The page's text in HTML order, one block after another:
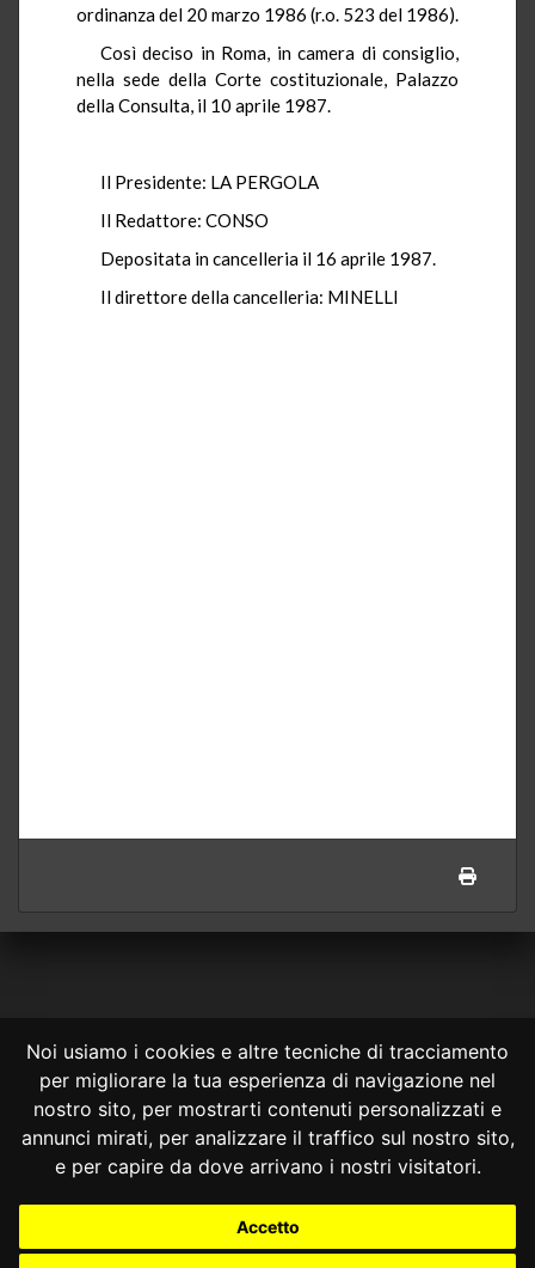
Noi usiamo i cookies e altre tecniche di tracciamento
per migliorare la tua esperienza di navigazione nel
nostro sito, per mostrarti contenuti personalizzati e
annunci mirati, per analizzare il traffico sul nostro sito,
e per capire da dove arrivano i nostri visitatori.
Accetto
ordinanza del 20 marzo 1986 (r.o. 523 del 1986).
Così deciso in Roma, in camera di consiglio,
nella sede della Corte costituzionale, Palazzo
della Consulta, il 10 aprile 1987.
Il Presidente: LA PERGOLA
Il Redattore: CONSO
Depositata in cancelleria il 16 aprile 1987.
Il direttore della cancelleria: MINELLI
CONSULTA ONLINE DAL 1995 -NOTE LEGALI
Consulta OnLine non ha prodotto e non è responsabile per i contenuti e
le informazioni legali di siti collegati.
costituisce una relazione di consulenza legale.
Nessuno deve confidare o agire in base alle informazioni disponibili in